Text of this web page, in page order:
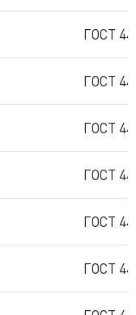
ГОСТ
ГОСТ
ГОСТ
ГОСТ
ГОСТ
ГОСТ